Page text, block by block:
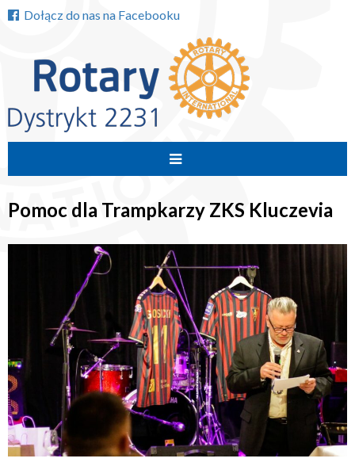
Dołącz do nas na Facebooku
treści
Pomoc dla Trampkarzy ZKS Kluczevia